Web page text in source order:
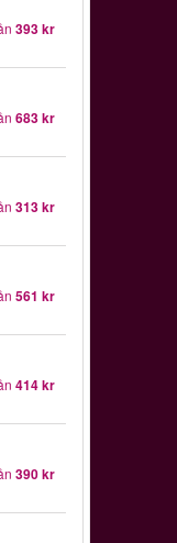
393 kr
683 kr
313 kr
561 kr
414 kr
390 kr